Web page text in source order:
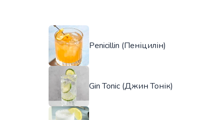
Penicillin (Пеніцилін)
Gin Tonic (Джин Тонік)